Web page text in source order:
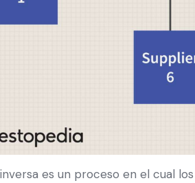
es un proceso en el cual